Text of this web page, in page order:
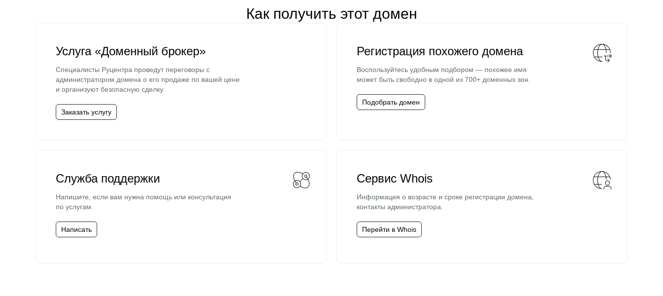
Как получить этот домен
Услуга «Доменный брокер»
Специалисты Руцентра проведут переговоры с
администратором домена о его продаже по вашей цене
и организуют безопасную сделку.
Заказать услугу
Регистрация похожего домена
Воспользуйтесь удобным подбором — похожее имя
может быть свободно в одной из 700+ доменных зон.
Подобрать домен
Служба поддержки
Напишите, если вам нужна помощь или консультация
по услугам.
Написать
Сервис Whois
Информация о возрасте и сроке регистрации домена,
контакты администратора.
Перейти в Whois